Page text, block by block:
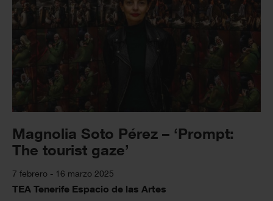
Magnolia Soto Pérez – ‘Prompt:
The tourist gaze’
7 febrero - 16 marzo 2025
TEA Tenerife Espacio de las Artes